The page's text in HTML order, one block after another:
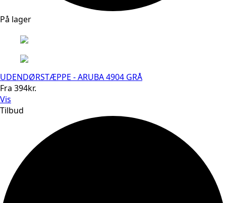
På lager
UDENDØRSTÆPPE - ARUBA 4904 GRÅ
Fra 394kr.
Vis
Tilbud